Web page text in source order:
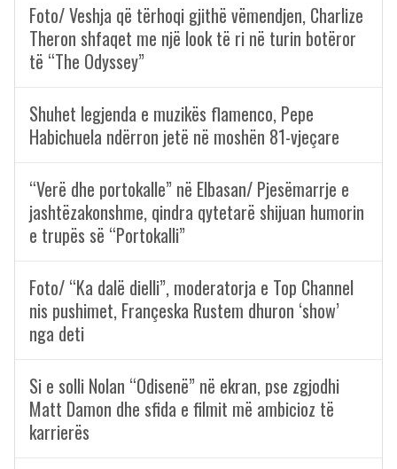
Foto/ Veshja që tërhoqi gjithë vëmendjen, Charlize
Theron shfaqet me një look të ri në turin botëror
të “The Odyssey”
Shuhet legjenda e muzikës flamenco, Pepe
Habichuela ndërron jetë në moshën 81-vjeçare
“Verë dhe portokalle” në Elbasan/ Pjesëmarrje e
jashtëzakonshme, qindra qytetarë shijuan humorin
e trupës së “Portokalli”
Foto/ “Ka dalë dielli”, moderatorja e Top Channel
nis pushimet, Françeska Rustem dhuron ‘show’
nga deti
Si e solli Nolan “Odisenë” në ekran, pse zgjodhi
Matt Damon dhe sfida e filmit më ambicioz të
karrierës